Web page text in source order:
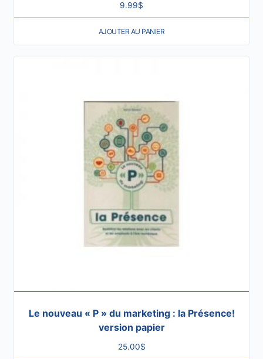
9.99$
AJOUTER AU PANIER
Le nouveau « P » du marketing : la Présence!
version papier
25.00$